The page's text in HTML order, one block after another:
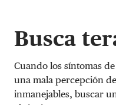
Busca
Cuando los síntomas
una mala percepción
inmanejables, buscar